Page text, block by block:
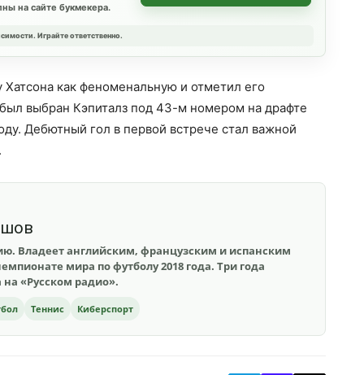
на сайте букмекера.
Играйте ответственно.
как феноменальную и отметил его
выбран Кэпиталз под 43-м номером на драфте
Дебютный гол в первой встрече стал важной
Владеет английским, французским и испанским
мира по футболу 2018 года. Три года
на «Русском радио».
Теннис Киберспорт